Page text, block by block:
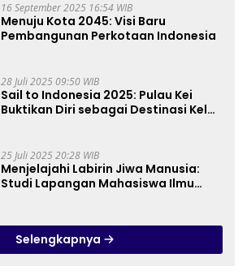
16 September 2025 16:54 WIB
Menuju Kota 2045: Visi Baru
Pembangunan Perkotaan Indonesia
28 Juli 2025 09:50 WIB
Sail to Indonesia 2025: Pulau Kei
Buktikan Diri sebagai Destinasi Kelas
25 Juli 2025 20:28 WIB
Menjelajahi Labirin Jiwa Manusia:
Studi Lapangan Mahasiswa Ilmu
Selengkapnya